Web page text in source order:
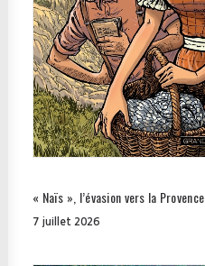
« Naïs », l’évasion vers la Provence
7 juillet 2026